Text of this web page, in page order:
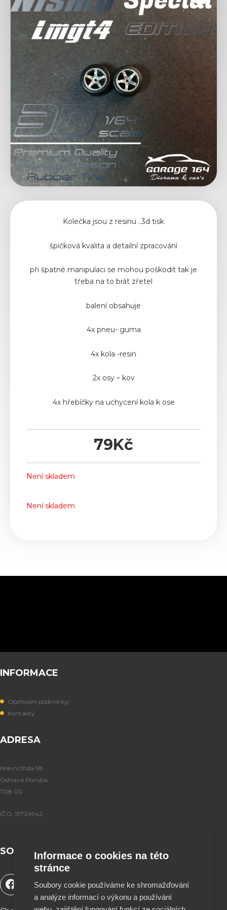
Kolečka jsou z resinu ..3d tisk
špičková kvalita a detailní zpracování
při špatné manipulaci se mohou poškodit tak je
třeba na to brát zřetel
balení obsahuje
4x pneu- guma
4x kola -resin
2x osy – kov
4x hřebíčky na uchycení kola k ose
79Kč
Není skladem
Není skladem
INFORMACE
Obchodní podmínky
Kontakty
ADRESA
Hlavní třída 98
Ostrava Poruba
708 00
IČO: 19724942
SOCIÁLNÍ SÍTĚ
F
a
o
u
i
k
n
s
Informace o cookies na této
stránce
Soubory cookie používáme ke shromažďování
a analýze informací o výkonu a používání